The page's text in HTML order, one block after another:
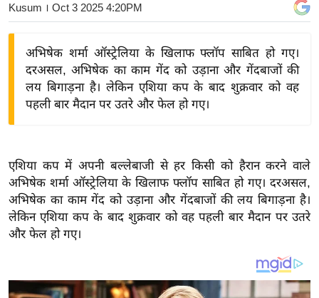
ज़
द्यो
त
वि
शे
ष
य
Kusum । Oct 3 2025 4:20PM
अभिषेक शर्मा ऑस्ट्रेलिया के खिलाफ फ्लॉप साबित हो गए।
दरअसल, अभिषेक का काम गेंद को उड़ाना और गेंदबाजों की
लय बिगाड़ना है। लेकिन एशिया कप के बाद शुक्रवार को वह
पहली बार मैदान पर उतरे और फेल हो गए।
एशिया कप में अपनी बल्लेबाजी से हर किसी को हैरान करने वाले
अभिषेक शर्मा ऑस्ट्रेलिया के खिलाफ फ्लॉप साबित हो गए। दरअसल,
अभिषेक का काम गेंद को उड़ाना और गेंदबाजों की लय बिगाड़ना है।
लेकिन एशिया कप के बाद शुक्रवार को वह पहली बार मैदान पर उतरे
और फेल हो गए।